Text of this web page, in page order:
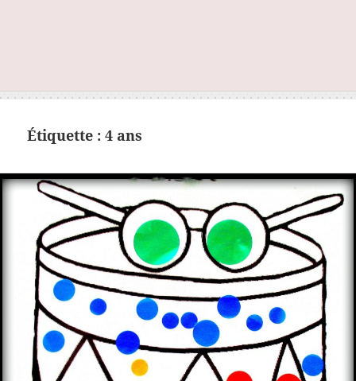
Étiquette :4 ans